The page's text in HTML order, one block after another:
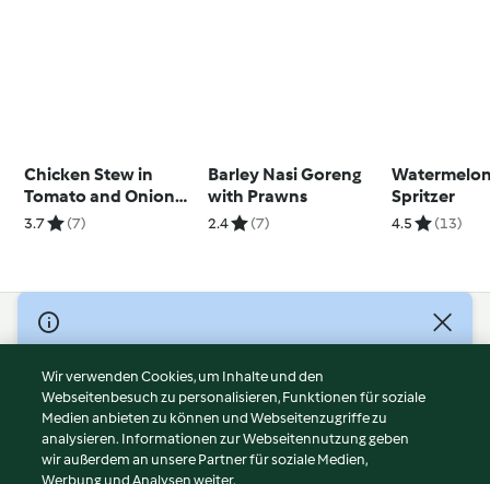
Chicken Stew in
Tomato and Onion
Sauce
3.7 (7)
Barley Nasi Goreng
with Prawns
2.4 (7)
Spritzer
4.5 (13)
© Copyright 2026
Nutzungsbedingungen
Datenschutzrichtlinien
Disclaimer
Impressum
Wir verwenden Cookies, um Inhalte und den
Webseitenbesuch zu personalisieren, Funktionen für soziale
Medien anbieten zu können und Webseitenzugriffe zu
analysieren. Informationen zur Webseitennutzung geben
wir außerdem an unsere Partner für soziale Medien,
Werbung und Analysen weiter.